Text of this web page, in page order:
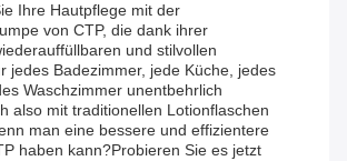
Ihre Hautpflege mit der
von CTP, die dank ihrer
und stilvollen
jedes Badezimmer, jede Küche, jedes
Waschzimmer unentbehrlich
also mit traditionellen Lotionflaschen
man eine bessere und effizientere
haben kann?Probieren Sie es jetzt